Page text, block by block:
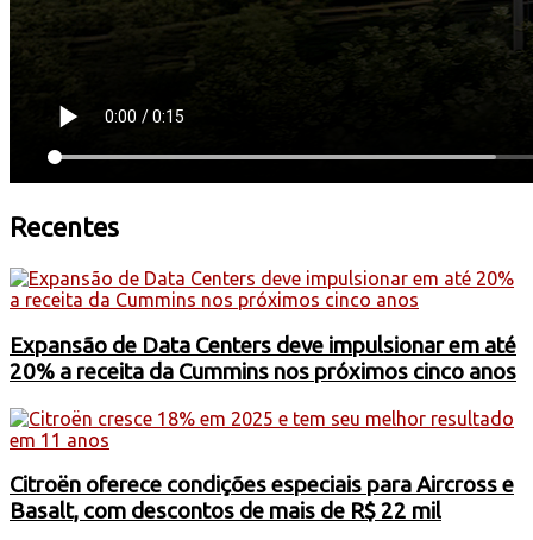
Recentes
Expansão de Data Centers deve impulsionar em até
20% a receita da Cummins nos próximos cinco anos
Citroën oferece condições especiais para Aircross e
Basalt, com descontos de mais de R$ 22 mil